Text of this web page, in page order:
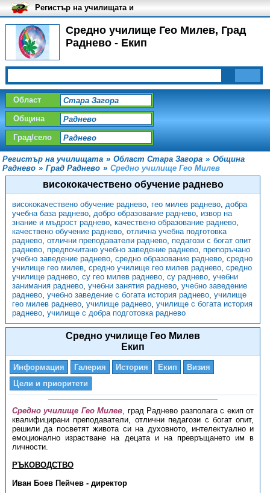
Средно училище Гео Милев, Град
Раднево - Екип
Регистър на училищата и
университетите в България
Област
Община
Град/село
Регистър на училищата » Област Стара Загора » Община
Раднево » Град Раднево » Средно училище Гео Милев
висококачествено обучение раднево
висококачествено обучение раднево, гео милев раднево, добра
учебна база раднево, добро образование раднево, извор на
знание и мъдрост раднево, качествено образование раднево,
качествено обучение раднево, отлична учебна подготовка
раднево, отлични преподаватели раднево, педагози с богат опит
раднево, предпочитано учебно заведение раднево, препоръчано
учебно заведение раднево, средно образование раднево, средно
училище гео милев, средно училище гео милев раднево, средно
училище раднево, су гео милев раднево, су раднево, учебни
занимания раднево, учебни занятия раднево, учебно заведение
раднево, учебно заведение с богата история раднево, училище
гео милев раднево, училище раднево, училище с богата история
раднево, училище с добра подготовка раднево
Средно училище Гео Милев
Екип
Информация Галерия История Екип
Визия
Цели и приоритети
Средно училище Гео Милев, град Раднево разполага с екип от
квалифицирани преподаватели, отлични педагози с богат опит,
решили да посветят живота си на духовното, интелектуално и
емоционално израстване на децата и на превръщането им в
личности.
РЪКОВОДСТВО
Иван Боев Пейчев - директор